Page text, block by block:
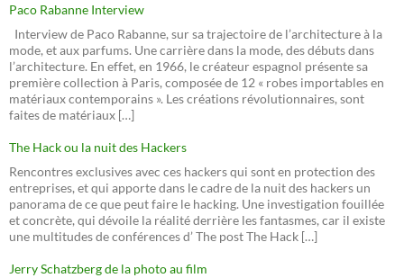
Paco Rabanne Interview
Interview de Paco Rabanne, sur sa trajectoire de l’architecture à la
mode, et aux parfums. Une carrière dans la mode, des débuts dans
l’architecture. En effet, en 1966, le créateur espagnol présente sa
première collection à Paris, composée de 12 « robes importables en
matériaux contemporains ». Les créations révolutionnaires, sont
faites de matériaux […]
The Hack ou la nuit des Hackers
Rencontres exclusives avec ces hackers qui sont en protection des
entreprises, et qui apporte dans le cadre de la nuit des hackers un
panorama de ce que peut faire le hacking. Une investigation fouillée
et concrète, qui dévoile la réalité derrière les fantasmes, car il existe
une multitudes de conférences d’ The post The Hack […]
Jerry Schatzberg de la photo au film